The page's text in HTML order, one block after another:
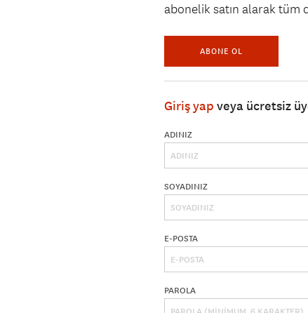
abonelik satın alarak tüm
ABONE OL
Giriş yap veya ücretsiz
ADINIZ
SOYADINIZ
E-POSTA
PAROLA